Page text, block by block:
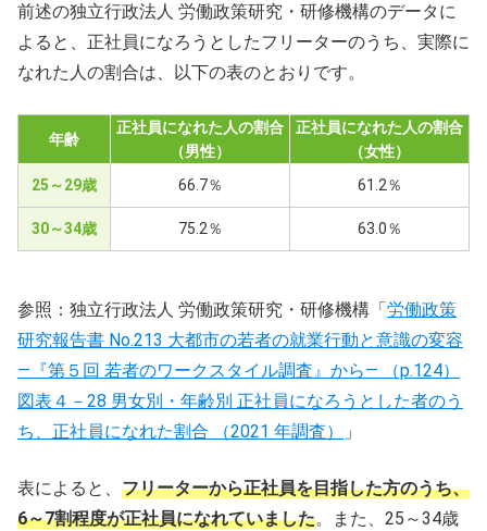
前述の独立行政法人 労働政策研究・研修機構のデータに
よると、正社員になろうとしたフリーターのうち、実際に
なれた人の割合は、以下の表のとおりです。
年齢
正社員になれた人の割合
（男性）
正社員になれた人の割合
（女性）
25～29歳
66.7％ 61.2％
30～34歳 75.2％ 63.0％
参照：独立行政法人 労働政策研究・研修機構「 労働政策
研究報告書 No.213 大都市の若者の就業行動と意識の変容
―『第５回 若者のワークスタイル調査』から― （p.124）
図表４－28 男女別・年齢別 正社員になろうとした者のう
ち、正社員になれた割合 （2021 年調査）
」
表によると、 フリーターから正社員を目指した方のうち、
6～7割程度が正社員になれていました。また、25～34歳